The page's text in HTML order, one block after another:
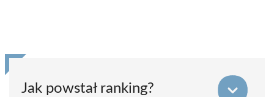
Jak powstał ranking?